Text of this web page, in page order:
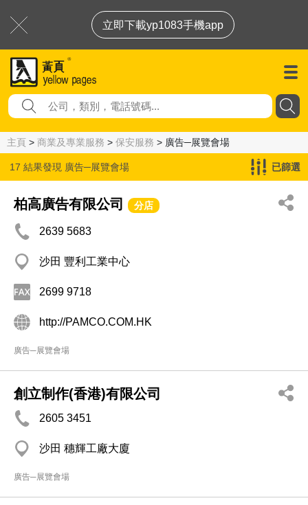
立即下載yp1083手機app
主頁 > 商業及專業服務 > 保安服務 > 廣告─展覽會場
17 結果發現 廣告─展覽會場 已篩選
柏高廣告有限公司 分店
2639 5683
沙田 豐利工業中心
2699 9718
http://PAMCO.COM.HK
廣告─展覽會場
創立制作(香港)有限公司
2605 3451
沙田 穗輝工廠大廈
廣告─展覽會場